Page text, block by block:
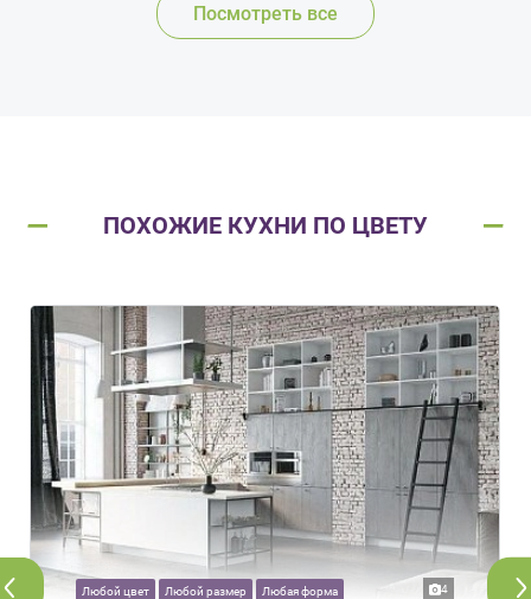
Посмотреть все
ПОХОЖИЕ КУХНИ ПО ЦВЕТУ
Любой цвет Любой размер Любая форма 4